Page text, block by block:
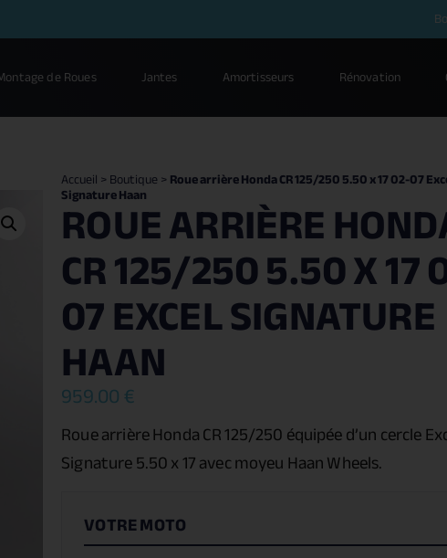
de Roues Jantes Amortisseurs Rénovation
Accueil>Boutique>Roue arrière Honda CR 125/250 5.50 x 17 02-07
Signature Haan
ROUE ARRIÈRE
CR 125/250 5.50 X 17
07 EXCEL SIGNATURE
HAAN
959.00€
Roue arrière Honda CR 125/250équipée d’un cercle
Signature 5.50 x 17 avec moyeu Haan Wheels.